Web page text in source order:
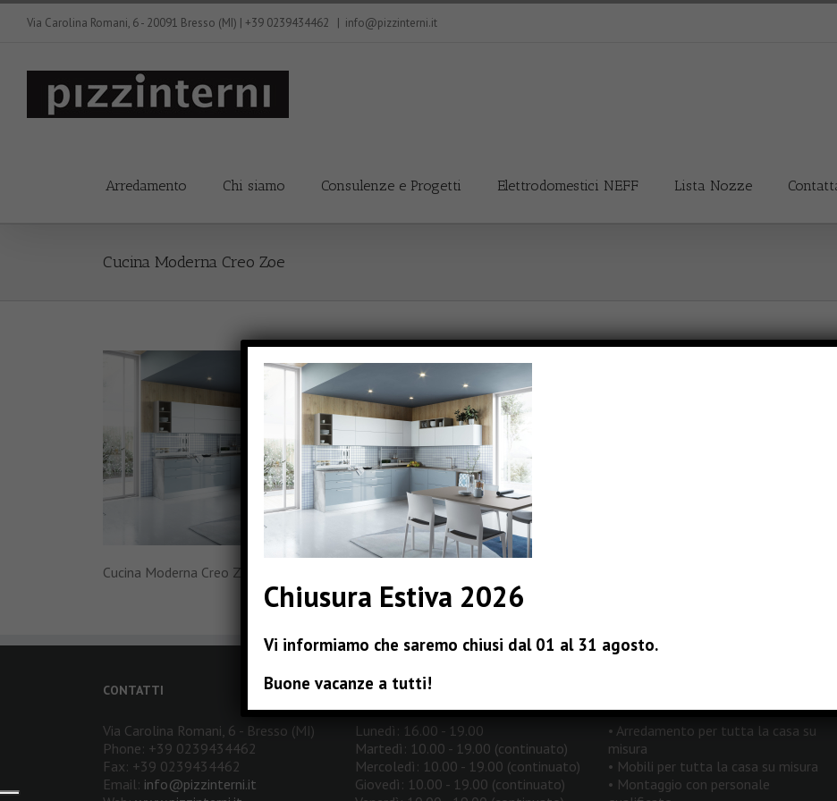
Via Carolina Romani, 6 - 20091 Bresso (MI) | +39 0239434462 | info@pizzinterni.it
Arredamento Chi siamo Consulenze e Progetti Elettrodomestici NEFF Lista Nozze
Cucina Moderna Creo Zoe
Cucina Moderna Creo Zoe
CONTATTI
Via Carolina Romani, 6 - Bresso (MI)
Phone: +39 0239434462
Fax: +39 0239434462
Email: info@pizzinterni.it
ORARI DI APERTURA
Lunedì: 16.00 - 19.00
Martedì: 10.00 - 19.00 (continuato)
Mercoledì: 10.00 - 19.00 (continuato)
Giovedì: 10.00 - 19.00 (continuato)
• Arredamento per tutta la casa su
misura
• Mobili per tutta la casa su misura
• Montaggio con personale
Chiusura Estiva 2026
Vi informiamo che saremo chiusi dal 01 al 31 agosto.
Buone vacanze a tutti!